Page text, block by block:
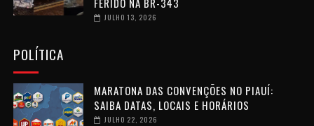
JULHO 13, 2026
POLÍTICA
MARATONA DAS CONVENÇÕES NO PIAUÍ:
SAIBA DATAS, LOCAIS E HORÁRIOS
JULHO 22, 2026